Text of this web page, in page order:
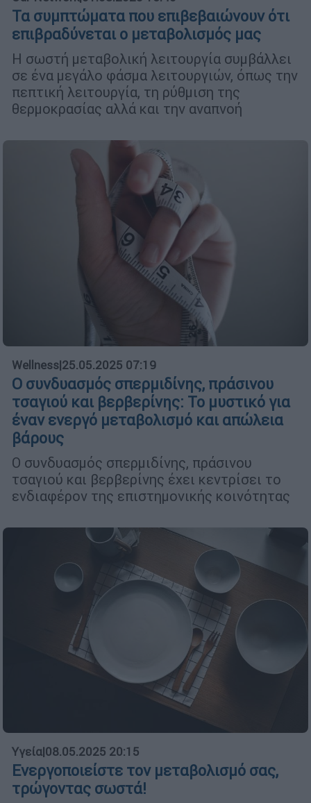
Τα συμπτώματα που επιβεβαιώνουν ότι
επιβραδύνεται ο μεταβολισμός μας
Η σωστή μεταβολική λειτουργία συμβάλλει
σε ένα μεγάλο φάσμα λειτουργιών, όπως την
πεπτική λειτουργία, τη ρύθμιση της
θερμοκρασίας αλλά και την αναπνοή
Wellness|25.05.2025 07:19
Ο συνδυασμός σπερμιδίνης, πράσινου
τσαγιού και βερβερίνης: Το μυστικό για
έναν ενεργό μεταβολισμό και απώλεια
βάρους
Ο συνδυασμός σπερμιδίνης, πράσινου
τσαγιού και βερβερίνης έχει κεντρίσει το
ενδιαφέρον της επιστημονικής κοινότητας
Υγεία|08.05.2025 20:15
Ενεργοποιείστε τον μεταβολισμό σας,
τρώγοντας σωστά!